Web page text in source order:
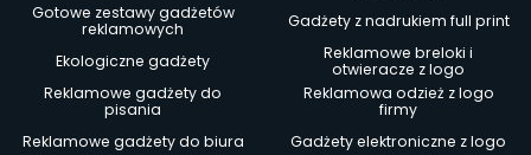
Gotowe zestawy gadżetów
reklamowych
Gadżety z nadrukiem full print
Ekologiczne gadżety
Reklamowe breloki i
otwieracze z logo
Reklamowe gadżety do
pisania
Reklamowa odzież z logo
firmy
Reklamowe gadżety do biura
Gadżety elektroniczne z logo